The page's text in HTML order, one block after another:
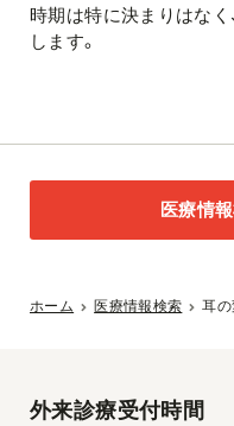
時期は特に決まりはなく
します。
医療情
ホーム 医療情報検索 耳の
外来診療受付時間